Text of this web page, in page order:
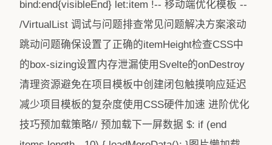
bind:end{visibleEnd} let:item !-- 移动端优化模板 --
/VirtualList 调试与问题排查常见问题解决方案滚动
跳动问题确保设置了正确的itemHeight检查CSS中
的box-sizing设置内存泄漏使用Svelte的onDestroy
清理资源避免在项目模板中创建闭包触摸响应延迟
减少项目模板的复杂度使用CSS硬件加速 进阶优化
技巧预加载策略// 预加载下一屏数据 $: if (end